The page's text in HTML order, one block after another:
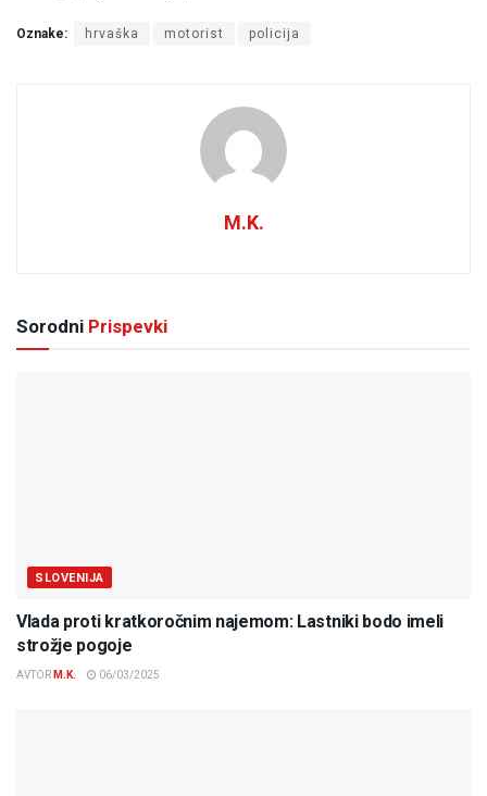
Oznake: hrvaška motorist policija
M.K.
Sorodni Prispevki
SLOVENIJA
Vlada proti kratkoročnim najemom: Lastniki bodo imeli
strožje pogoje
AVTOR M.K. 06/03/2025